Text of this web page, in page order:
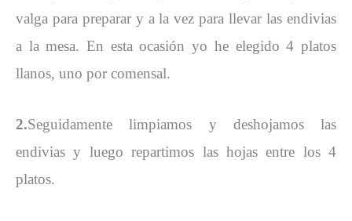
valga para preparar y a la vez para llevar las endivias
a la mesa. En esta ocasión yo he elegido 4 platos
llanos, uno por comensal.
2.Seguidamente limpiamos y deshojamos las
endivias y luego repartimos las hojas entre los 4
platos.